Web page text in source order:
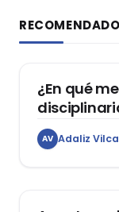
DERECHO
¿En qué
libertad de
AV Adaliz